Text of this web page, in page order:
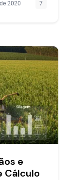
2020 7
e
Cálculo